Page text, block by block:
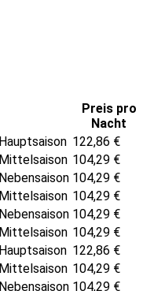
Preis pro
Nacht
Hauptsaison 122,86 €
Mittelsaison 104,29 €
Nebensaison 104,29 €
Mittelsaison 104,29 €
Nebensaison 104,29 €
Mittelsaison 104,29 €
Hauptsaison 122,86 €
Mittelsaison 104,29 €
Nebensaison 104,29 €